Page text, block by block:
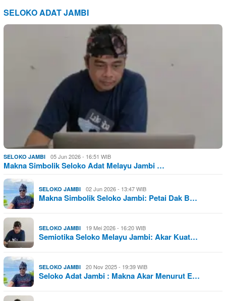
SELOKO ADAT JAMBI
SELOKO JAMBI 05 Jun 2026 - 16:51 WIB
Makna Simbolik Seloko Adat Melayu Jambi …
SELOKO JAMBI 02 Jun 2026 - 13:47 WIB
Makna Simbolik Seloko Jambi: Petai Dak B…
SELOKO JAMBI 19 Mei 2026 - 16:20 WIB
Semiotika Seloko Melayu Jambi: Akar Kuat…
SELOKO JAMBI 20 Nov 2025 - 19:39 WIB
Seloko Adat Jambi : Makna Akar Menurut E…